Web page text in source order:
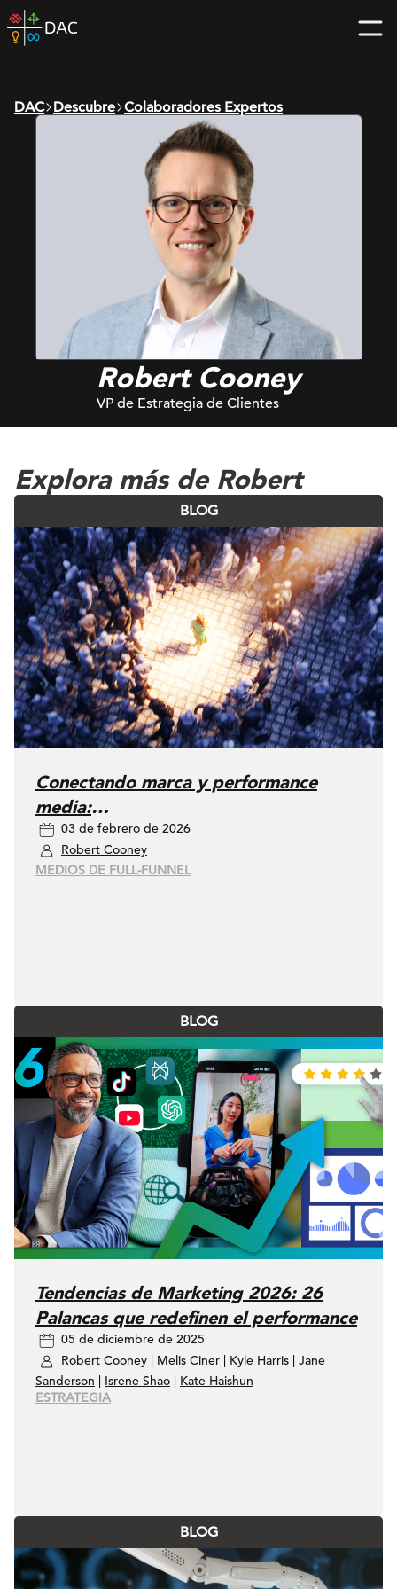
Skip
to
home
DAC Descubre Colaboradores Expertos
Robert Cooney
VP de Estrategia de Clientes
Explora más de Robert
BLOG
Conectando marca y performance
media:
impulsando el upper funnel para un
crecimiento medible y sostenible
03 de febrero de 2026
Robert Cooney
MEDIOS DE FULL-FUNNEL
BLOG
Tendencias de Marketing 2026: 26
Palancas que redefinen el performance
05 de diciembre de 2025
Robert Cooney
Melis Ciner Kyle Harris
Jane
Sanderson
Isrene Shao
Kate Haishun
ESTRATEGIA
BLOG